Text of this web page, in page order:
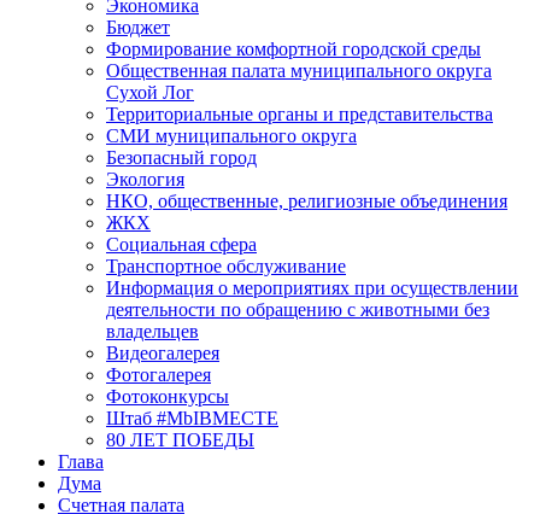
Экономика
Бюджет
Формирование комфортной городской среды
Общественная палата муниципального округа
Сухой Лог
Территориальные органы и представительства
СМИ муниципального округа
Безопасный город
Экология
НКО, общественные, религиозные объединения
ЖКХ
Социальная сфера
Транспортное обслуживание
Информация о мероприятиях при осуществлении
деятельности по обращению с животными без
владельцев
Видеогалерея
Фотогалерея
Фотоконкурсы
Штаб #MbIBMECTE
80 ЛЕТ ПОБЕДЫ
Глава
Дума
Счетная палата